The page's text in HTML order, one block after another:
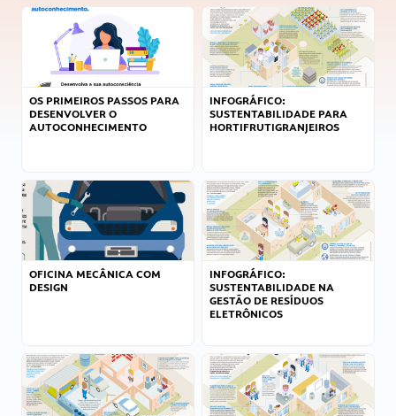
OS PRIMEIROS PASSOS PARA
DESENVOLVER O
AUTOCONHECIMENTO
INFOGRÁFICO:
SUSTENTABILIDADE PARA
HORTIFRUTIGRANJEIROS
OFICINA MECÂNICA COM
DESIGN
INFOGRÁFICO:
SUSTENTABILIDADE NA
GESTÃO DE RESÍDUOS
ELETRÔNICOS